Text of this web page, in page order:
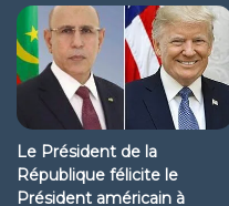
Le Président de la
République félicite le
Président américain à